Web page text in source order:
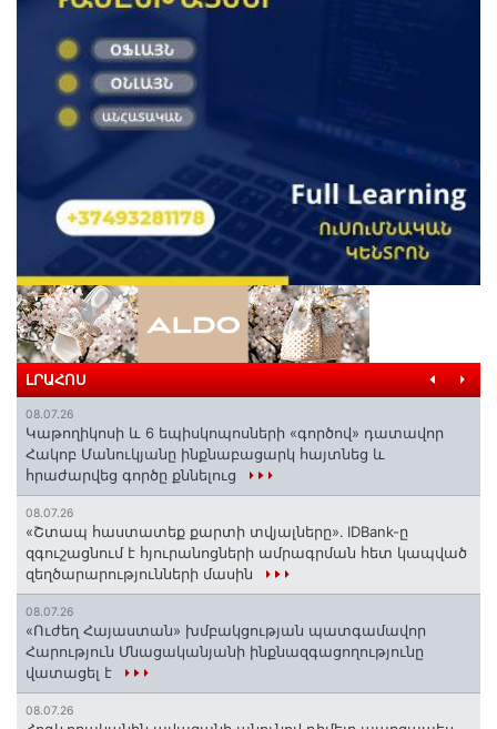
ԼՐԱՀՈՍ
08.07.26
️Կաթողիկոսի և 6 եպիսկոպոսների «գործով» դատավոր
Հակոբ Մանուկյանը ինքնաբացարկ հայտնեց և
հրաժարվեց գործը քննելուց
08.07.26
«Շտապ հաստատեք քարտի տվյալները»․ IDBank-ը
զգուշացնում է հյուրանոցների ամրագրման հետ կապված
զեղծարարությունների մասին
08.07.26
«Ուժեղ Հայաստան» խմբակցության պատգամավոր
Հարություն Մնացականյանի ինքնազգացողությունը
վատացել է
08.07.26